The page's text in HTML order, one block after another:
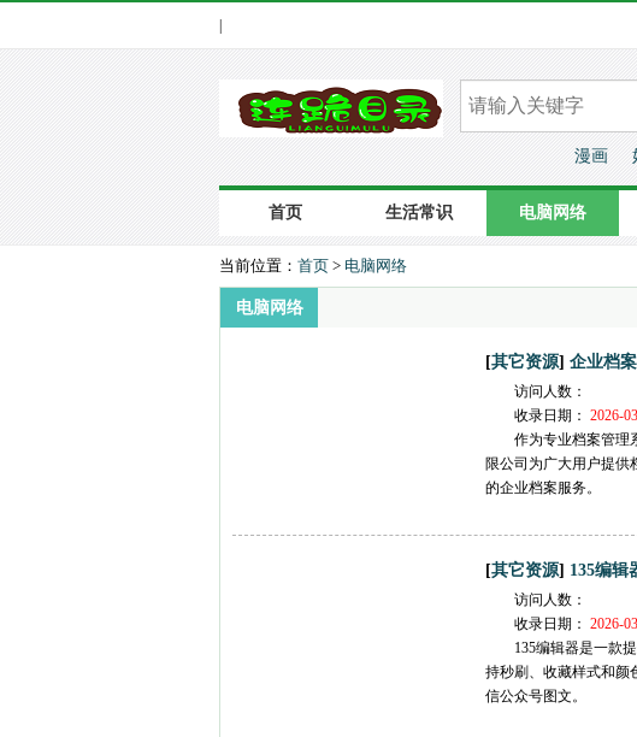
漫画
首页 生活常识 电脑网络
当前位置： 首页 > 电脑网络
电脑网络
[其它资源] 企业档
访问人数：
收录日期： 2026-
作为专业档案管理
限公司为广大用户提供
的企业档案服务。
[其它资源] 135编辑
访问人数：
收录日期： 2026-
135编辑器是一款
持秒刷、收藏样式和颜
信公众号图文。